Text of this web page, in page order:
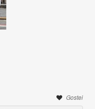
Gostei